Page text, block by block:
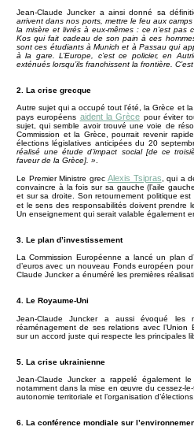
Jean-Claude Juncker a ainsi donné sa
arrivent dans nos ports, mettre le feu aux
la misère et livrés à eux-mêmes : ce n’est pas
Kos qui fait cadeau de son pain à ces
sont ces étudiants à Munich et à Passau qui
à la gare. L’Europe, c’est ce policier, en
exténués lorsqu’ils franchissent la frontière.
2. La crise grecque
Autre sujet qui a occupé tout l’été, la Grèce et
pays européens aident la Grèce pour éviter
sujet, qui semble avoir trouvé une voie de
Commission et la Grèce, pourrait revenir
élections législatives anticipées du 20
réalisé une étude d’impact social [de ce
faveur de la Grèce]. »
Le Premier Ministre grecAlexis Tsipras , qui a
convaincre à la fois sur sa gauche (l’aile
et sur sa droite. Son retournement politique
et le sens des responsabilités doivent prendre
Un enseignement qui serait valable également
3. Le plan d’investissement
La Commission Européenne a lancé un plan
d’euros avec un nouveau Fonds européen
Claude Juncker a énuméré les premières
4. Le Royaume-Uni
Jean-Claude Juncker a aussi évoqué
réaménagement de ses relations avec
sur un accord juste qui respecte les principales
5. La crise ukrainienne
Jean-Claude Juncker a rappelé également
notamment dans la mise en œuvre du cessez-
autonomie territoriale et l’organisation
6. La conférence mondiale sur